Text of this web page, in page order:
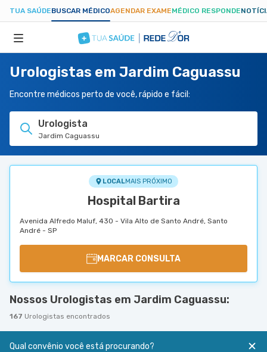
TUA SAÚDEBUSCAR MÉDICOAGENDAR EXAMEMÉDICO RESPONDE
ESPECIALIDADES
HOSPITAIS
TUASAUDE.COM
Urologistas em Jardim Caguassu
Encontre médicos perto de você, rápido e fácil:
Urologista
Jardim Caguassu
LOCALMAIS PRÓXIMO
Hospital Bartira
Avenida Alfredo Maluf, 430 - Vila Alto de Santo André, Santo
André - SP
MARCAR CONSULTA
Nossos Urologistas em Jardim Caguassu:
167 Urologistas encontrados
Qual convênio você está procurando?